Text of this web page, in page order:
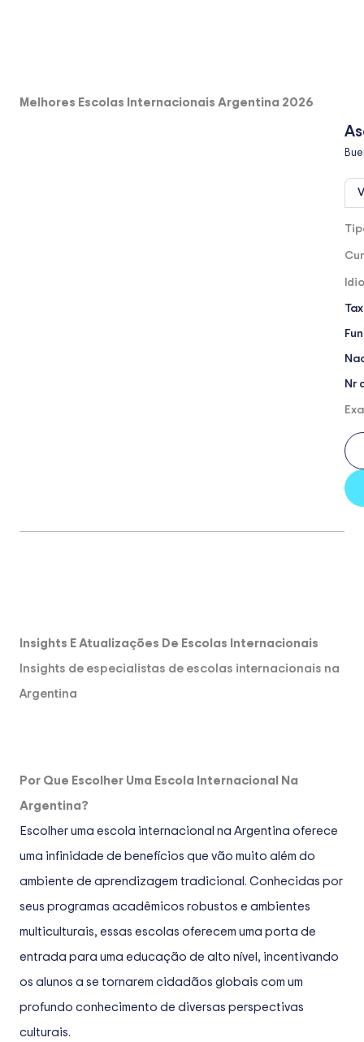
Melhores Escolas Internacionais Argentina 2026
Nr
Insights E Atualizações De Escolas Internacionais
Insights de especialistas de escolas internacionais na
Argentina
Por Que Escolher Uma Escola Internacional Na
Argentina?
Escolher uma escola internacional na Argentina oferece
uma infinidade de benefícios que vão muito além do
ambiente de aprendizagem tradicional. Conhecidas por
seus programas acadêmicos robustos e ambientes
multiculturais, essas escolas oferecem uma porta de
entrada para uma educação de alto nível, incentivando
os alunos a se tornarem cidadãos globais com um
profundo conhecimento de diversas perspectivas
culturais.